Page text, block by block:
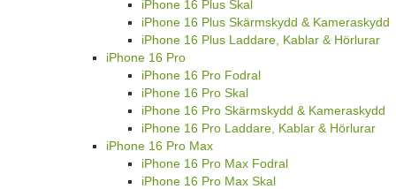
iPhone 16 Plus Skal
iPhone 16 Plus Skärmskydd & Kameraskydd
iPhone 16 Plus Laddare, Kablar & Hörlurar
iPhone 16 Pro
iPhone 16 Pro Fodral
iPhone 16 Pro Skal
iPhone 16 Pro Skärmskydd & Kameraskydd
iPhone 16 Pro Laddare, Kablar & Hörlurar
iPhone 16 Pro Max
iPhone 16 Pro Max Fodral
iPhone 16 Pro Max Skal